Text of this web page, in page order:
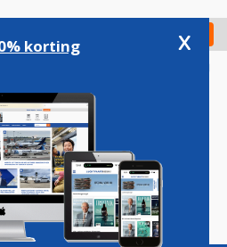
Check in
Podcasts Vacatures
korting x